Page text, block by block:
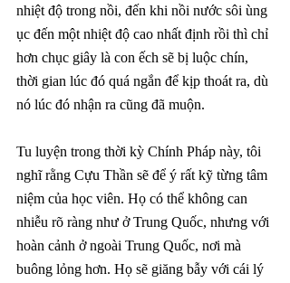
nhiệt độ trong nồi, đến khi nồi nước sôi ùng
ục đến một nhiệt độ cao nhất định rồi thì chỉ
hơn chục giây là con ếch sẽ bị luộc chín,
thời gian lúc đó quá ngắn để kịp thoát ra, dù
nó lúc đó nhận ra cũng đã muộn.
Tu luyện trong thời kỳ Chính Pháp này, tôi
nghĩ rằng Cựu Thần sẽ để ý rất kỹ từng tâm
niệm của học viên. Họ có thể không can
nhiễu rõ ràng như ở Trung Quốc, nhưng với
hoàn cảnh ở ngoài Trung Quốc, nơi mà
buông lỏng hơn. Họ sẽ giăng bẫy với cái lý